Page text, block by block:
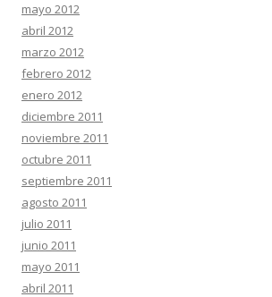
mayo 2012
abril 2012
marzo 2012
febrero 2012
enero 2012
diciembre 2011
noviembre 2011
octubre 2011
septiembre 2011
agosto 2011
julio 2011
junio 2011
mayo 2011
abril 2011